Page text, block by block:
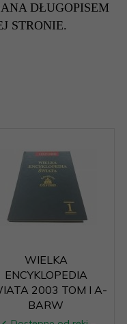
DŁUGOPISEM
STRONIE.
WIELKA
ENCYKLOPEDIA
2003 TOM I A-
BARW